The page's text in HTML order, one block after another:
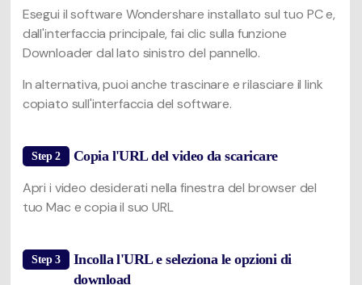
Esegui il software Wondershare installato sul tuo PC e,
dall'interfaccia principale, fai clic sulla funzione
Downloader dal lato sinistro del pannello.
In alternativa, puoi anche trascinare e rilasciare il link
copiato sull'interfaccia del software.
Step 2 Copia l'URL del video da scaricare
Apri i video desiderati nella finestra del browser del
tuo Mac e copia il suo URL
Step 3
Incolla l'URL e seleziona le opzioni di
download